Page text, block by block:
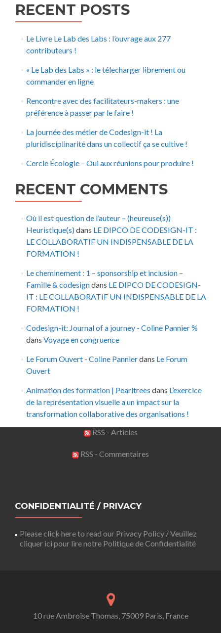
RECENT POSTS
Le Livre Le Lab des Labs : l’ouvrage aux 277
contributeurs !
« Le Lab des Labs » : le télecharger librement ou
commander en ligne
Rencontre avec des facilitateurs-makers : une
préférence à passer par le faire !
La journée des métier de Codesign-it ! La
pluridisciplinarité dans un collectif ça se cultive !
Cercle Écologie – Oui aux réunions pour produire !
RECENT COMMENTS
Où il est question de l’auteur – (heureuse(s))
Heuristique(s)dans LE DIPCO DE CODESIGN-IT :
LE COLLABORATIF UN INDISPENSABLE DE LA
FORMATION !
Le cheminement : 1 – sponsorship et inclusion –
Famille & codesigndans LE DIPCO DE CODESIGN-
IT : LE COLLABORATIF UN INDISPENSABLE DE LA
FORMATION !
Codesign-it: Journal of a journey - Coline Pannier %
dans Voyage en congruence
Le Forum Ouvert - Coline Pannierdans Le Forum
Ouvert
Animation des formation | Pearltrees dans L’exercice
de la représentation visuelle a un impact sur la
transformation collaborative des organisations !
RSS - Articles
RSS - Commentaires
CONFIDENTIALITÉ / PRIVACY
Please click here to read our Privacy Policy / Veuillez
cliquer ici pour lire notre Politique de Confidentialité
10 rue Ambroise Thomas, 75009 Paris, France